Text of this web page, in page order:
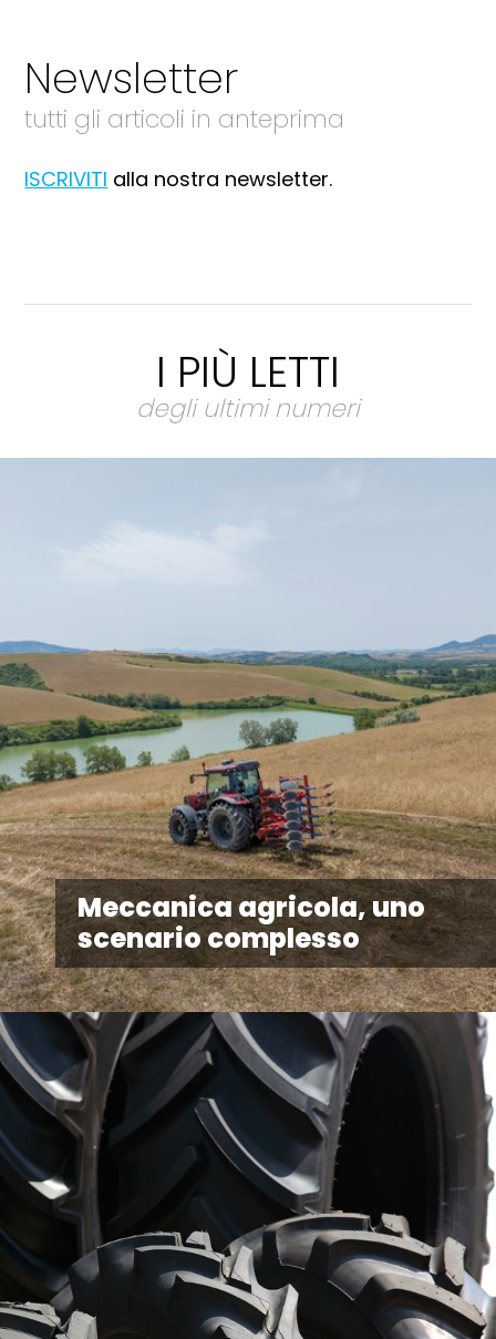
Newsletter
tutti gli articoli in anteprima
ISCRIVITI alla nostra newsletter.
I PIÙ LETTI
degli ultimi numeri
Meccanica agricola, uno
scenario complesso